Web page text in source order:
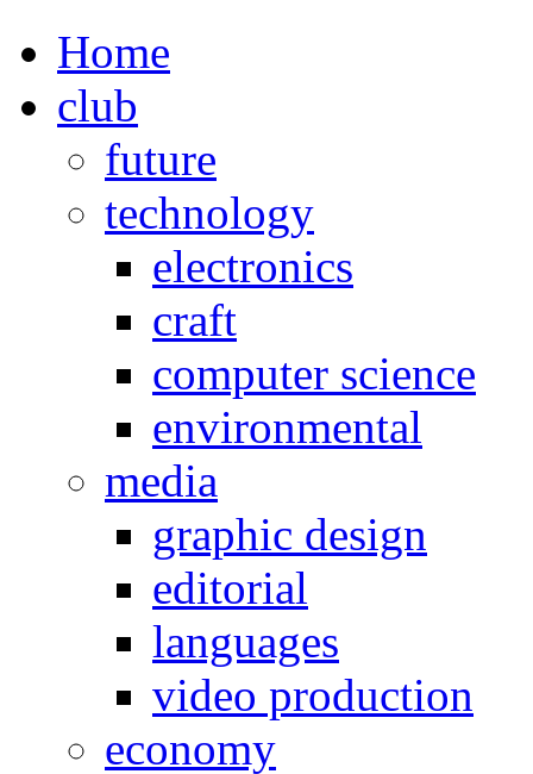
Home
club
future
technology
electronics
craft
computer science
environmental
media
graphic design
editorial
languages
video production
economy